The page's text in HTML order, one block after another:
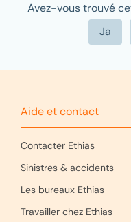
Avez-vous trouvé
Aide et contact
Contacter Ethias
Sinistres & accidents
Les bureaux Ethias
Travailler chez Ethias